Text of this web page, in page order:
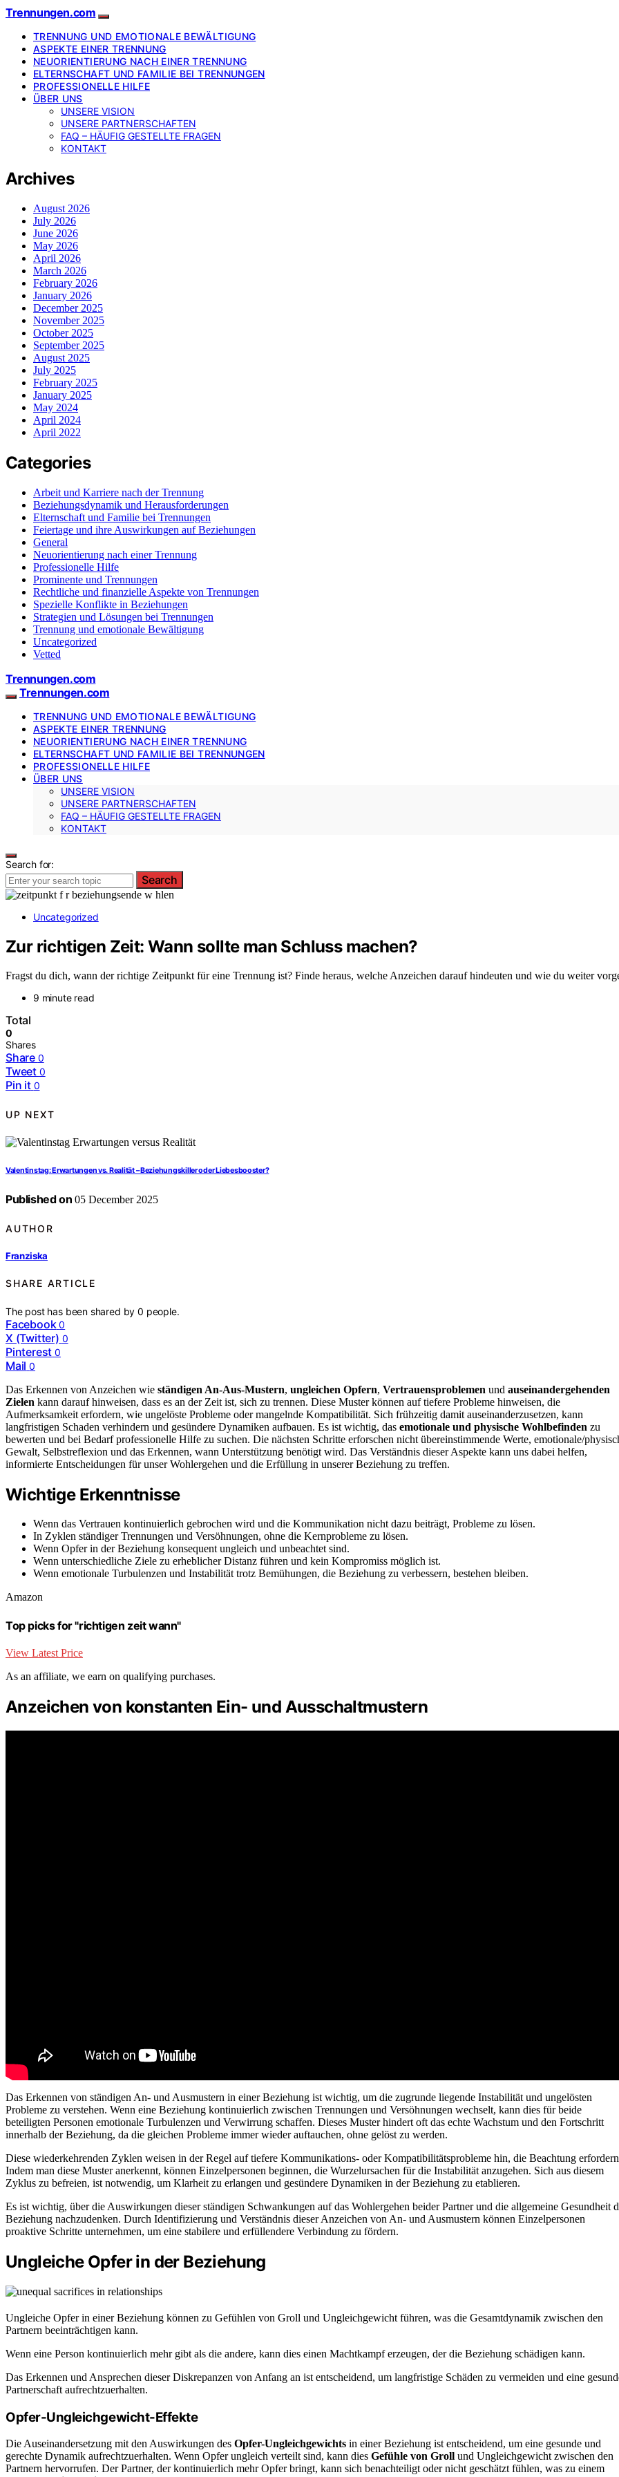
Trennungen.com
TRENNUNG UND EMOTIONALE BEWÄLTIGUNG
ASPEKTE EINER TRENNUNG
NEUORIENTIERUNG NACH EINER TRENNUNG
ELTERNSCHAFT UND FAMILIE BEI TRENNUNGEN
PROFESSIONELLE HILFE
ÜBER UNS
UNSERE VISION
UNSERE PARTNERSCHAFTEN
FAQ – HÄUFIG GESTELLTE FRAGEN
KONTAKT
Archives
August 2026
July 2026
June 2026
May 2026
April 2026
March 2026
February 2026
January 2026
December 2025
November 2025
October 2025
September 2025
August 2025
July 2025
February 2025
January 2025
May 2024
April 2024
April 2022
Categories
Arbeit und Karriere nach der Trennung
Beziehungsdynamik und Herausforderungen
Elternschaft und Familie bei Trennungen
Feiertage und ihre Auswirkungen auf Beziehungen
General
Neuorientierung nach einer Trennung
Professionelle Hilfe
Prominente und Trennungen
Rechtliche und finanzielle Aspekte von Trennungen
Spezielle Konflikte in Beziehungen
Strategien und Lösungen bei Trennungen
Trennung und emotionale Bewältigung
Uncategorized
Vetted
Trennungen.com
Trennungen.com
TRENNUNG UND EMOTIONALE BEWÄLTIGUNG
ASPEKTE EINER TRENNUNG
NEUORIENTIERUNG NACH EINER TRENNUNG
ELTERNSCHAFT UND FAMILIE BEI TRENNUNGEN
PROFESSIONELLE HILFE
ÜBER UNS
UNSERE VISION
UNSERE PARTNERSCHAFTEN
FAQ – HÄUFIG GESTELLTE FRAGEN
KONTAKT
Search for:
Search
Uncategorized
Zur richtigen Zeit: Wann sollte man Schluss machen?
Fragst du dich, wann der richtige Zeitpunkt für eine Trennung ist? Finde heraus, welche Anzeichen darauf hindeuten und wie du weiter
9 minute read
Total
0
Shares
Share 0
Tweet 0
Pin it 0
UP NEXT
Valentinstag: Erwartungen vs. Realität – Beziehungskiller oder Liebesbooster?
Published on 05 December 2025
AUTHOR
Franziska
SHARE ARTICLE
The post has been shared by0 people.
Facebook 0
X (Twitter) 0
Pinterest 0
Mail 0
Das Erkennen von Anzeichen wie ständigen An-Aus-Mustern, ungleichen Opfern, Vertrauensproblemen und auseinandergehenden
Zielen kann darauf hinweisen, dass es an der Zeit ist, sich zu trennen. Diese Muster können auf tiefere Probleme hinweisen, die
Aufmerksamkeit erfordern, wie ungelöste Probleme oder mangelnde Kompatibilität. Sich frühzeitig damit auseinanderzusetzen, kann
langfristigen Schaden verhindern und gesündere Dynamiken aufbauen. Es ist wichtig, das emotionale und physische Wohlbefinden zu
bewerten und bei Bedarf professionelle Hilfe zu suchen. Die nächsten Schritte erforschen nicht übereinstimmende Werte, emotionale/
Gewalt, Selbstreflexion und das Erkennen, wann Unterstützung benötigt wird. Das Verständnis dieser Aspekte kann uns dabei helfen,
informierte Entscheidungen für unser Wohlergehen und die Erfüllung in unserer Beziehung zu treffen.
Wichtige Erkenntnisse
Wenn das Vertrauen kontinuierlich gebrochen wird und die Kommunikation nicht dazu beiträgt, Probleme zu lösen.
In Zyklen ständiger Trennungen und Versöhnungen, ohne die Kernprobleme zu lösen.
Wenn Opfer in der Beziehung konsequent ungleich und unbeachtet sind.
Wenn unterschiedliche Ziele zu erheblicher Distanz führen und kein Kompromiss möglich ist.
Wenn emotionale Turbulenzen und Instabilität trotz Bemühungen, die Beziehung zu verbessern, bestehen bleiben.
Amazon
Top picks for "richtigen zeit wann"
View Latest Price
As an affiliate, we earn on qualifying purchases.
Anzeichen von konstanten Ein- und Ausschaltmustern
Das Erkennen von ständigen An- und Ausmustern in einer Beziehung ist wichtig, um die zugrunde liegende Instabilität und ungelösten
Probleme zu verstehen. Wenn eine Beziehung kontinuierlich zwischen Trennungen und Versöhnungen wechselt, kann dies für beide
beteiligten Personen emotionale Turbulenzen und Verwirrung schaffen. Dieses Muster hindert oft das echte Wachstum und den Fortschritt
innerhalb der Beziehung, da die gleichen Probleme immer wieder auftauchen, ohne gelöst zu werden.
Diese wiederkehrenden Zyklen weisen in der Regel auf tiefere Kommunikations- oder Kompatibilitätsprobleme hin, die Beachtung
Indem man diese Muster anerkennt, können Einzelpersonen beginnen, die Wurzelursachen für die Instabilität anzugehen. Sich aus diesem
Zyklus zu befreien, ist notwendig, um Klarheit zu erlangen und gesündere Dynamiken in der Beziehung zu etablieren.
Es ist wichtig, über die Auswirkungen dieser ständigen Schwankungen auf das Wohlergehen beider Partner und die allgemeine Gesundheit
Beziehung nachzudenken. Durch Identifizierung und Verständnis dieser Anzeichen von An- und Ausmustern können Einzelpersonen
proaktive Schritte unternehmen, um eine stabilere und erfüllendere Verbindung zu fördern.
Ungleiche Opfer in der Beziehung
Ungleiche Opfer in einer Beziehung können zu Gefühlen von Groll und Ungleichgewicht führen, was die Gesamtdynamik zwischen den
Partnern beeinträchtigen kann.
Wenn eine Person kontinuierlich mehr gibt als die andere, kann dies einen Machtkampf erzeugen, der die Beziehung schädigen kann.
Das Erkennen und Ansprechen dieser Diskrepanzen von Anfang an ist entscheidend, um langfristige Schäden zu vermeiden und eine
Partnerschaft aufrechtzuerhalten.
Opfer-Ungleichgewicht-Effekte
Die Auseinandersetzung mit den Auswirkungen des Opfer-Ungleichgewichts in einer Beziehung ist entscheidend, um eine gesunde und
gerechte Dynamik aufrechtzuerhalten. Wenn Opfer ungleich verteilt sind, kann dies Gefühle von Groll und Ungleichgewicht zwischen den
Partnern hervorrufen. Der Partner, der kontinuierlich mehr Opfer bringt, kann sich benachteiligt oder nicht geschätzt fühlen, was zu einem